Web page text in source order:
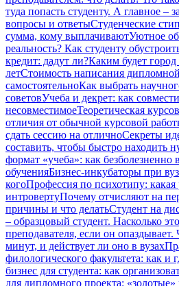
туда попасть студенту. А главное –
вопросы и ответыСтуденческие
сумма, кому выплачиваютУютное
реальность? Как студенту
кредит: дадут ли?Каким будет город
летСтоимость написания
самостоятельноКак выбрать
советовУчеба и декрет: как
несовместимоеТеоретическая
отличия от обычной курсовой
сдать сессию на отличноСекреты
составить, чтобы быстро находить
формат «учеба»: как
обученияБизнес-инкубаторы при
когоПрофессия по психотипу: какая
интровертуПочему отчисляют на
причины и что делатьСтудент на
– образцовый студент. Насколько
преподавателя, если он опаздывает.
минут, и действует ли оно в вузах
филологического факультета: как и
бизнес для студента: как
для дипломного проекта: